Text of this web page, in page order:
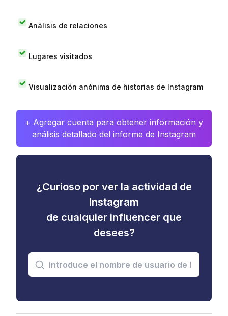
Análisis de relaciones
Lugares visitados
Visualización anónima de historias de Instagram
+ Agregar cuenta para obtener información y
análisis detallado del informe de Instagram
¿Curioso por ver la actividad de
Instagram
de cualquier influencer que
desees?